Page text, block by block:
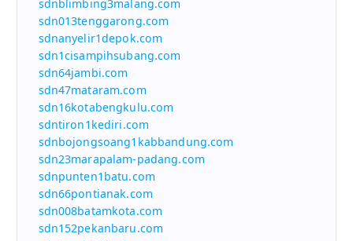
sdnblimbing3malang.com
sdn013tenggarong.com
sdnanyelir1depok.com
sdn1cisampihsubang.com
sdn64jambi.com
sdn47mataram.com
sdn16kotabengkulu.com
sdntiron1kediri.com
sdnbojongsoang1kabbandung.com
sdn23marapalam-padang.com
sdnpunten1batu.com
sdn66pontianak.com
sdn008batamkota.com
sdn152pekanbaru.com